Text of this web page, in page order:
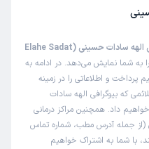
این صفحه مثل سایت نوبت‌دهی اینترنتی الهه سادات حسینی (Elahe Sadat
به شما نمایش می‌دهد. در ادامه به
پرداخت و اطلاعاتی را در زمینه
که بیوگرافی الهه سادات
داد. همچنین مراکز درمانی
(از جمله آدرس مطب، شماره تماس
با شما به اشتراک خواهیم